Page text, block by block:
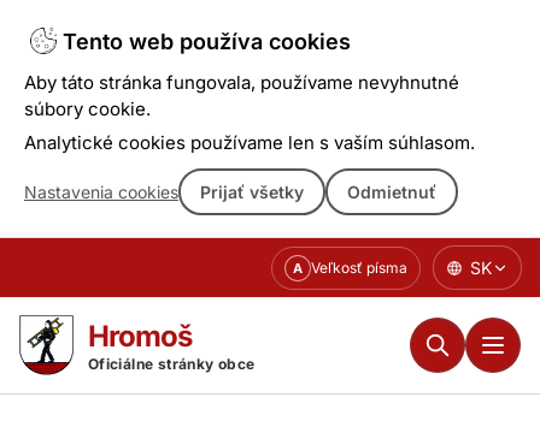
Tento web používa cookies
Aby táto stránka fungovala, používame nevyhnutné
súbory cookie.
Analytické cookies používame len s vaším súhlasom.
Nastavenia cookies Prijať všetky Odmietnuť
obsahu
A Veľkosť písma SK
Hromoš
Oficiálne stránky obce